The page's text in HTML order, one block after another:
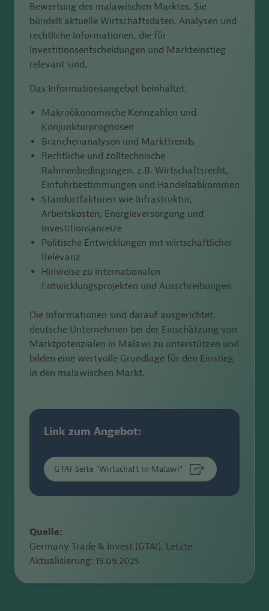
Bewertung des malawischen Marktes. Sie
bündelt aktuelle Wirtschaftsdaten, Analysen und
rechtliche Informationen, die für
Investitionsentscheidungen und Markteinstieg
relevant sind.
Das Informationsangebot beinhaltet:
Makroökonomische Kennzahlen und
Konjunkturprognosen
Branchenanalysen und Markttrends
Rechtliche und zolltechnische
Rahmenbedingungen, z.B. Wirtschaftsrecht,
Einfuhrbestimmungen und Handelsabkommen
Standortfaktoren wie Infrastruktur,
Arbeitskosten, Energieversorgung und
Investitionsanreize
Politische Entwicklungen mit wirtschaftlicher
Relevanz
Hinweise zu internationalen
Entwicklungsprojekten und Ausschreibungen
Die Informationen sind darauf ausgerichtet,
deutsche Unternehmen bei der Einschätzung von
Marktpotenzialen in Malawi zu unterstützen und
bilden eine wertvolle Grundlage für den Einstieg
in den malawischen Markt.
Link zum Angebot:
GTAI-Seite "Wirtschaft in Malawi"
Quelle:
Germany Trade & Invest (GTAI), Letzte
Aktualisierung: 15.09.2025